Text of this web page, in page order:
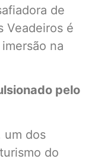
de
Veadeiros é
na
pelo
um dos
do